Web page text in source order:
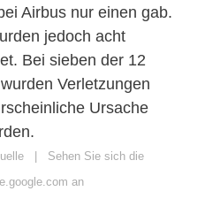
Airbus nur einen gab.
jedoch acht
Bei sieben der 12
Verletzungen
Ursache
| Sehen Sie sich die
an